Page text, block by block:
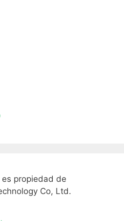
propiedad de
Co, Ltd.